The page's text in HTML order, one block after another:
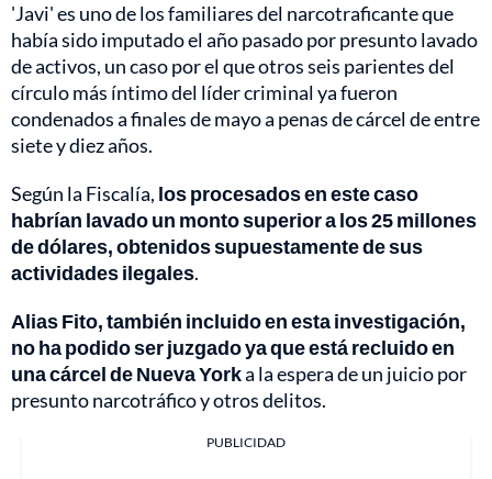
'Javi' es uno de los familiares del narcotraficante que
había sido imputado el año pasado por presunto lavado
de activos, un caso por el que otros seis parientes del
círculo más íntimo del líder criminal ya fueron
condenados a finales de mayo a penas de cárcel de entre
siete y diez años.
Según la Fiscalía, los procesados en este caso
habrían lavado un monto superior a los 25 millones
de dólares, obtenidos supuestamente de sus
actividades ilegales.
Alias Fito, también incluido en esta investigación,
no ha podido ser juzgado ya que está recluido en
una cárcel de Nueva Yorka la espera de un juicio por
presunto narcotráfico y otros delitos.
PUBLICIDAD